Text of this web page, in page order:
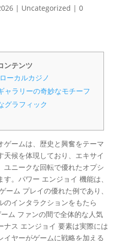
| Uncategorized | 0
ンテンツ
ーカルカジノ
ャラリーの奇妙なモチーフ
グラフィック
ゲームは、歴史と興奮をテーマ
天候を体現しており、エキサイ
ユニークな回転で優れたオプシ
。パワー エンジョイ 機能は、
ーム プレイの優れた例であり、
のインタラクションをもたら
ム ファンの間で全体的な人気
ナス エンジョイ 要素は実際には
イヤーがゲームに戦略を加える